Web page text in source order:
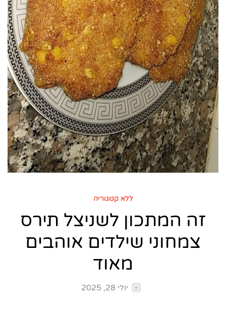
ללא קטגוריה
זה המתכון לשניצל תירס
צמחוני שילדים אוהבים
מאוד
יולי 28, 2025